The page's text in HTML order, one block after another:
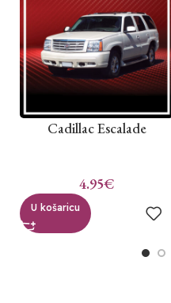
Cadillac Escalade
4.95€
U košaricu